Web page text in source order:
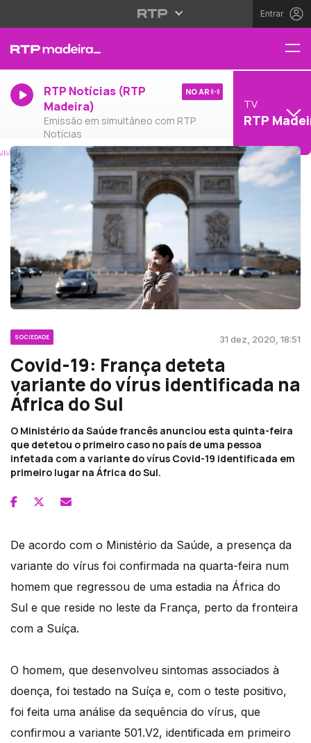
Entrar
RTP Notícias (RTP
Madeira)
Emissão em simultâneo com RTP
Notícias
NO AR
TV
RTP
SOCIEDADE 31 dez, 2020, 18:51
Covid-19: França deteta
variante do vírus identificada na
África do Sul
O Ministério da Saúde francês anunciou esta quinta-feira
que detetou o primeiro caso no país de uma pessoa
infetada com a variante do vírus Covid-19 identificada em
primeiro lugar na África do Sul.
De acordo com o Ministério da Saúde, a presença da
variante do vírus foi confirmada na quarta-feira num
homem que regressou de uma estadia na África do
Sul e que reside no leste da França, perto da fronteira
com a Suíça.
O homem, que desenvolveu sintomas associados à
doença, foi testado na Suíça e, com o teste positivo,
foi feita uma análise da sequência do vírus, que
confirmou a variante 501.V2, identificada em primeiro